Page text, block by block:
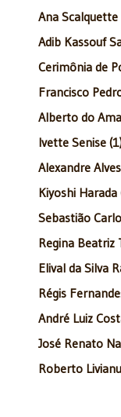
Ana Scalquette
Adib Kassouf
Cerimônia de
Francisco
Alberto do
Ivette Senise
Alexandre
Kiyoshi Harada
Sebastião
Regina Beatriz
Elival da Silva
Régis
André Luiz
José Renato
Roberto